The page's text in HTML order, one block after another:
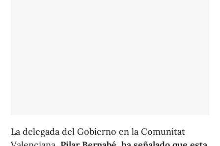
La delegada del Gobierno en la Comunitat